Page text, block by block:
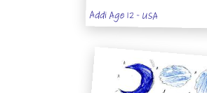
Addi Age 12 - USA